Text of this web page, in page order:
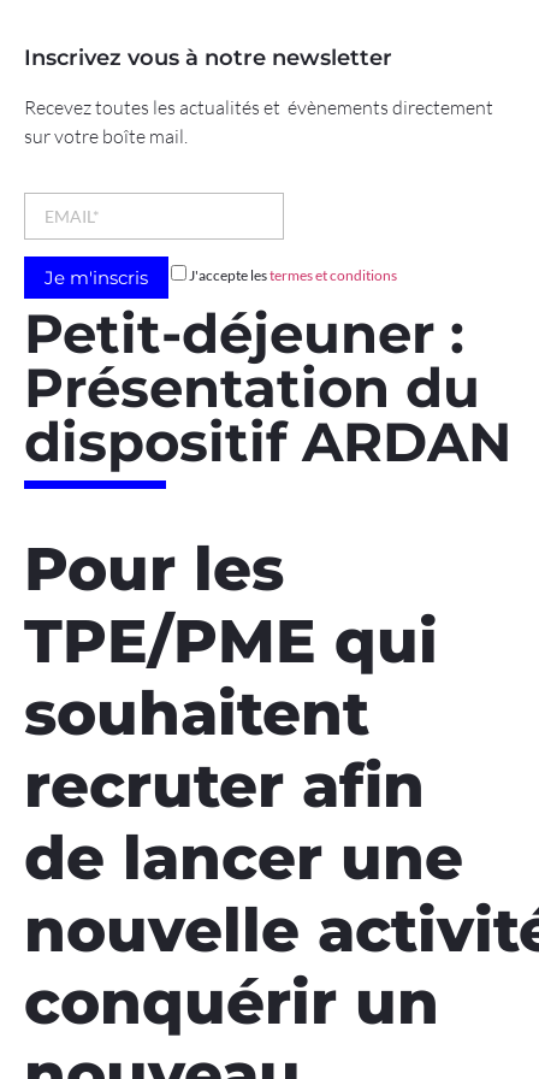
Inscrivez vous à notre newsletter
Recevez toutes les actualités et évènements directement
sur votre boîte mail.
J'accepte lestermes et conditions
Petit-déjeuner :
Présentation du
dispositif ARDAN
Pour les
TPE/PME qui
souhaitent
recruter afin
de lancer une
nouvelle
conquérir un